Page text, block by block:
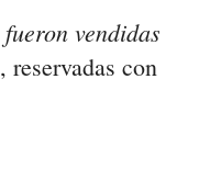
fueron vendidas
, reservadas con